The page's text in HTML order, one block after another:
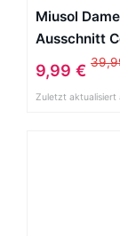
Miusol
Ausschnitt
schwarz/
9,99 €
Zuletzt aktualisiert